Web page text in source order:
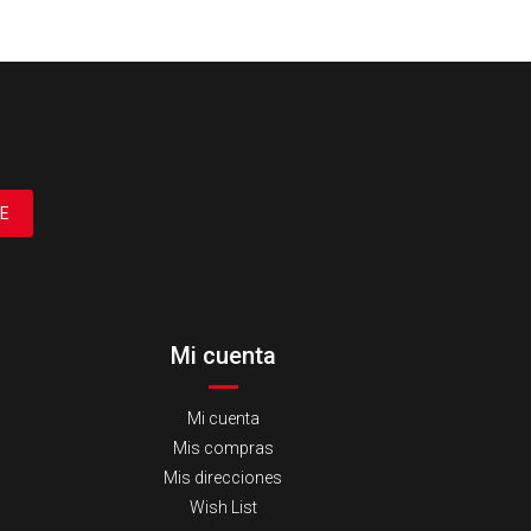
Mi cuenta
Mi cuenta
Mis compras
Mis direcciones
Wish List